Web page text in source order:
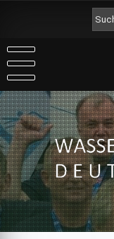
nach: